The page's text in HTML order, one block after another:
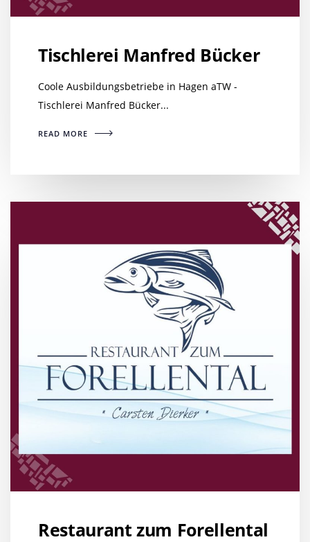
Tischlerei Manfred Bücker
Coole Ausbildungsbetriebe in Hagen aTW -
Tischlerei Manfred Bücker...
READ MORE
Restaurant zum Forellental